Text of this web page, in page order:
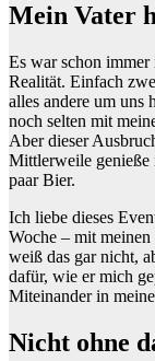
Mein Vater
Es war schon
Realität. Einfach
alles andere um uns
noch selten mit
Aber dieser
Mittlerweile genieße
paar Bier.
Ich liebe dieses
Woche – mit
weiß das gar nicht,
dafür, wie er mich
Miteinander in
Nicht ohne